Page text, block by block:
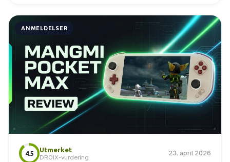
ANMELDELSER
4.5
Utmerket
DROIX-vurdering
23. april 2026